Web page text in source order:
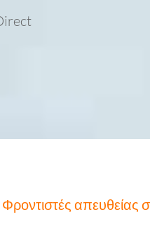
Φροντιστές απευθείας